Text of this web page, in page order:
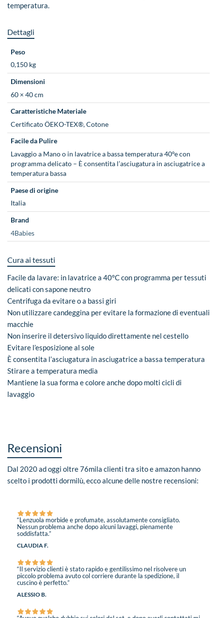
temperatura.
Dettagli
Peso
0,150 kg
Dimensioni
60 × 40 cm
Caratteristiche Materiale
Certificato ÖEKO-TEX®, Cotone
Facile da Pulire
Lavaggio a Mano o in lavatrice a bassa temperatura 40°e con
programma delicato – È consentita l’asciugatura in asciugatrice a
temperatura bassa
Paese di origine
Italia
Brand
4Babies
Cura ai tessuti
Facile da lavare: in lavatrice a 40°C con programma per tessuti
delicati con sapone neutro
Centrifuga da evitare o a bassi giri
Non utilizzare candeggina per evitare la formazione di eventuali
macchie
Non inserire il detersivo liquido direttamente nel cestello
Evitare l’esposizione al sole
È consentita l’asciugatura in asciugatrice a bassa temperatura
Stirare a temperatura media
Mantiene la sua forma e colore anche dopo molti cicli di
lavaggio
Recensioni
Dal 2020 ad oggi oltre 76mila clienti tra sito e amazon hanno
scelto i prodotti dormilù, ecco alcune delle nostre recensioni:
“Lenzuola morbide e profumate, assolutamente consigliato.
Nessun problema anche dopo alcuni lavaggi, pienamente
soddisfatta.”
CLAUDIA F.
“Il servizio clienti è stato rapido e gentilissimo nel risolvere un
piccolo problema avuto col corriere durante la spedizione, il
cuscino è perfetto.”
ALESSIO B.